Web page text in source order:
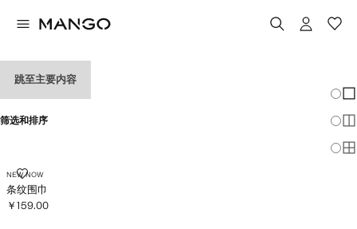
跳至主要内容
女孩围巾和帽子
筛选和排序
改变
显
显
显
NEW NOW
条纹围巾
条纹围巾
当前价格 [￥159.00 ]
￥159.00